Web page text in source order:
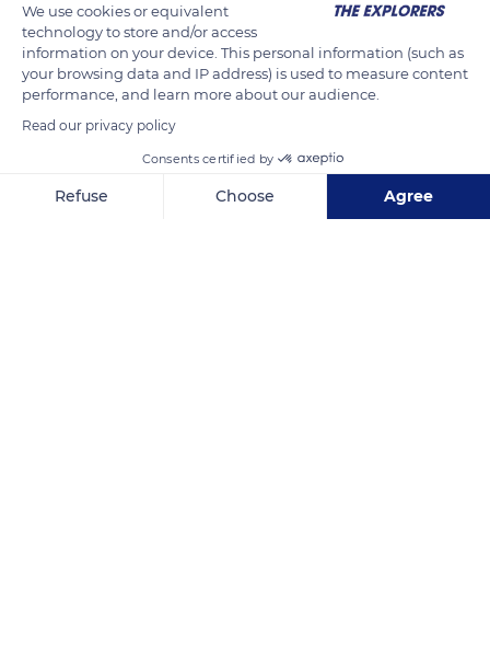
La place tire son nom du fait qu’elle était l’emplacement des
Foires Franches établies par le Roi Jean Le Bon en 1536 et
confirmées par Louis XI et François 1er en 1545. Du 14ème au
18ème siècle, la Place Foire-le-Roi était un point très animé de
Tours. Elle accueillait les marchands et les bateleurs de la
Loire. Elle servait aussi de lieu pour le supplice du pilori et
We use cookies or equivalent
technology to store and/or access
information on your device. This personal information (such as
your browsing data and IP address) is used to measure content
performance, and learn more about our audience.
Read our privacy policy
Consents certified by
Refuse Choose Agree